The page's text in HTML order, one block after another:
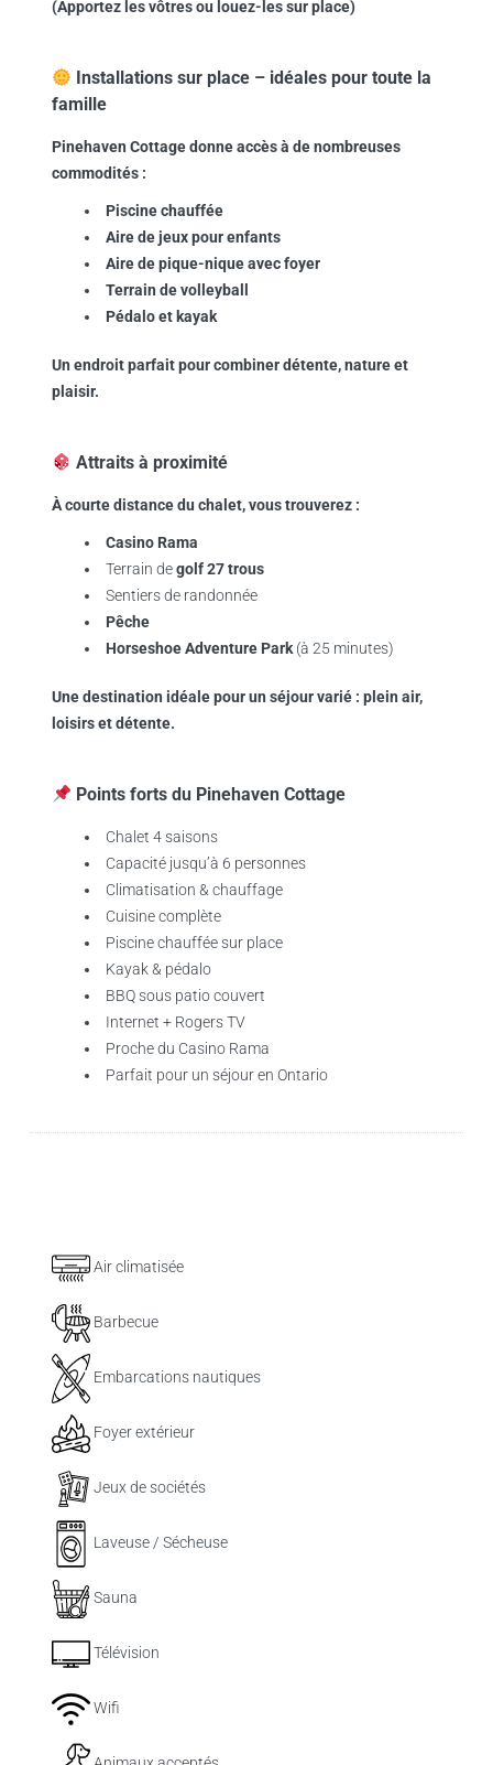
(Apportez les vôtres ou louez-les sur place)
Installations sur place – idéales pour toute la
famille
Pinehaven Cottage donne accès à de nombreuses
commodités :
Piscine chauffée
Aire de jeux pour enfants
Aire de pique-nique avec foyer
Terrain de volleyball
Pédalo et kayak
Un endroit parfait pour combiner détente, nature et
plaisir.
Attraits à proximité
À courte distance du chalet, vous trouverez :
Casino Rama
Terrain degolf 27 trous
Sentiers de randonnée
Pêche
Horseshoe Adventure Park(à 25 minutes)
Une destination idéale pour un séjour varié : plein air,
loisirs et détente.
Points forts du Pinehaven Cottage
Chalet 4 saisons
Capacité jusqu’à 6 personnes
Climatisation & chauffage
Cuisine complète
Piscine chauffée sur place
Kayak & pédalo
BBQ sous patio couvert
Internet + Rogers TV
Proche du Casino Rama
Parfait pour un séjour en Ontario
Air climatisée
Barbecue
Embarcations nautiques
Foyer extérieur
Jeux de sociétés
Laveuse / Sécheuse
Sauna
Télévision
Wifi